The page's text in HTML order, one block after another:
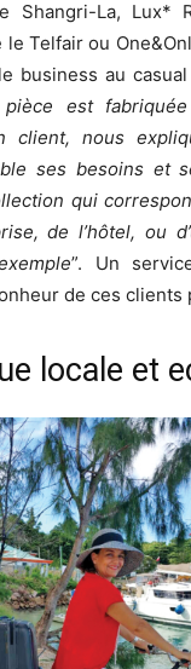
Shangri-La, Lux*
le Telfair ou
business au
pièce est
client, nous
ses besoins et
qui
de l’hôtel, ou
”. Un
de ces clients
locale et